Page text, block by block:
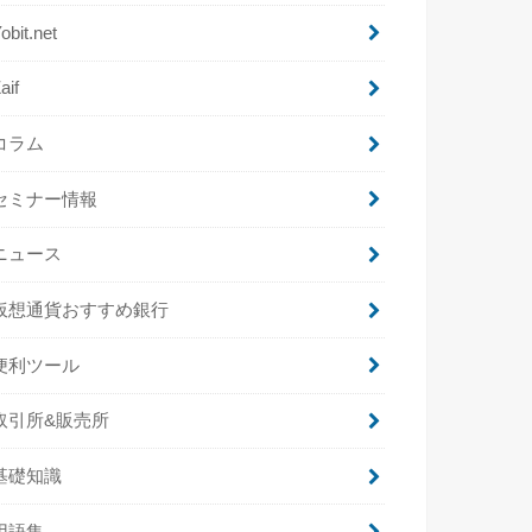
ラム
ミナー情報
ュース
想通貨おすすめ銀行
利ツール
引所&販売所
礎知識